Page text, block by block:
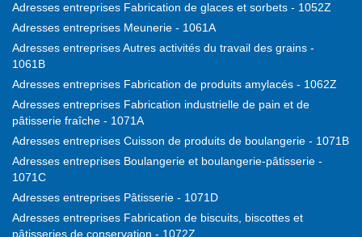
Adresses entreprises Fabrication de glaces et sorbets - 1052Z
Adresses entreprises Meunerie - 1061A
Adresses entreprises Autres activités du travail des grains -
1061B
Adresses entreprises Fabrication de produits amylacés - 1062Z
Adresses entreprises Fabrication industrielle de pain et de
pâtisserie fraîche - 1071A
Adresses entreprises Cuisson de produits de boulangerie - 1071B
Adresses entreprises Boulangerie et boulangerie-pâtisserie -
1071C
Adresses entreprises Pâtisserie - 1071D
Adresses entreprises Fabrication de biscuits, biscottes et
pâtisseries de conservation - 1072Z